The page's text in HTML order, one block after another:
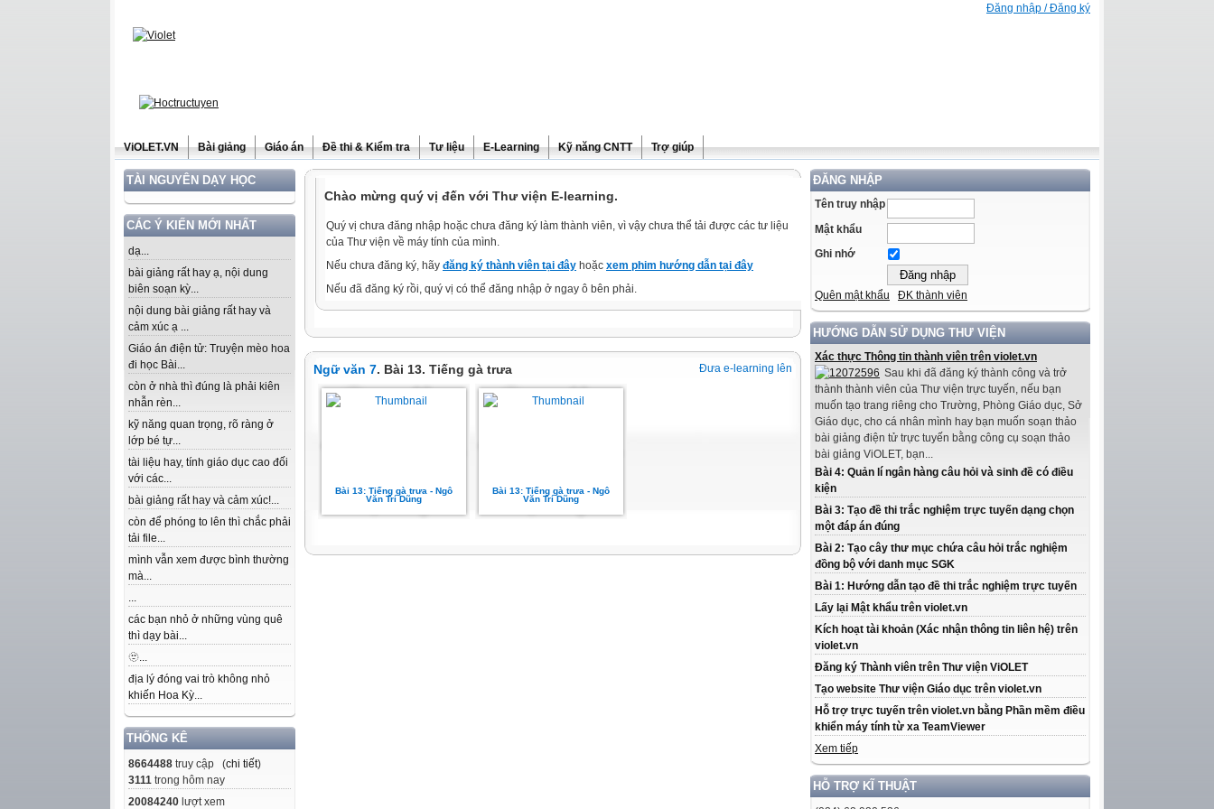
Đăng nhập / Đăng ký
ViOLET.VN Bài giảng Giáo án Đề thi & Kiểm tra Tư liệu E-Learning Kỹ năng CNTT Trợ giúp
TÀI NGUYÊN DẠY HỌC
CÁC Ý KIẾN MỚI NHẤT
dạ...
bài giảng rất hay ạ, nội dung
biên soạn kỳ...
nội dung bài giảng rất hay và
cảm xúc ạ ...
Giáo án điện tử: Truyện mèo hoa
đi học Bài...
còn ở nhà thì đúng là phải kiên
nhẫn rèn...
kỹ năng quan trọng, rõ ràng ở
lớp bé tự...
tài liệu hay, tính giáo dục cao đối
với các...
bài giảng rất hay và cảm xúc!...
còn để phóng to lên thì chắc phải
tải file...
mình vẫn xem được bình thường
mà...
...
các bạn nhỏ ở những vùng quê
thì dạy bài...
🫥...
địa lý đóng vai trò không nhỏ
khiến Hoa Kỳ...
THỐNG KÊ
8664488 truy cập (chi tiết)
3111 trong hôm nay
20084240 lượt xem
ĐĂNG NHẬP
Tên truy nhập
Mật khẩu
Ghi nhớ
Quên mật khẩu ĐK thành viên
HƯỚNG DẪN SỬ DỤNG THƯ VIỆN
Xác thực Thông tin thành viên trên violet.vn
Sau khi đã đăng ký thành công và trở
thành thành viên của Thư viện trực tuyến, nếu bạn
muốn tạo trang riêng cho Trường, Phòng Giáo dục, Sở
Giáo dục, cho cá nhân mình hay bạn muốn soạn thảo
bài giảng điện tử trực tuyến bằng công cụ soạn thảo
bài giảng ViOLET, bạn...
Bài 4: Quản lí ngân hàng câu hỏi và sinh đề có điều
kiện
Bài 3: Tạo đề thi trắc nghiệm trực tuyến dạng chọn
một đáp án đúng
Bài 2: Tạo cây thư mục chứa câu hỏi trắc nghiệm
đồng bộ với danh mục SGK
Bài 1: Hướng dẫn tạo đề thi trắc nghiệm trực tuyến
Lấy lại Mật khẩu trên violet.vn
Kích hoạt tài khoản (Xác nhận thông tin liên hệ) trên
violet.vn
Đăng ký Thành viên trên Thư viện ViOLET
Tạo website Thư viện Giáo dục trên violet.vn
Hỗ trợ trực tuyến trên violet.vn bằng Phần mềm điều
khiển máy tính từ xa TeamViewer
Xem tiếp
HỖ TRỢ KĨ THUẬT
Chào mừng quý vị đến với Thư viện E-learning.
Quý vị chưa đăng nhập hoặc chưa đăng ký làm thành viên, vì vậy chưa thể tải được các tư liệu
của Thư viện về máy tính của mình.
Nếu chưa đăng ký, hãy đăng ký thành viên tại đây hoặc xem phim hướng dẫn tại đây
Nếu đã đăng ký rồi, quý vị có thể đăng nhập ở ngay ô bên phải.
Đưa e-learning lên
Ngữ văn 7. Bài 13. Tiếng gà trưa
Bài 13: Tiếng gà trưa - Ngô
Văn Trí Dũng
Bài 13: Tiếng gà trưa - Ngô
Văn Trí Dũng